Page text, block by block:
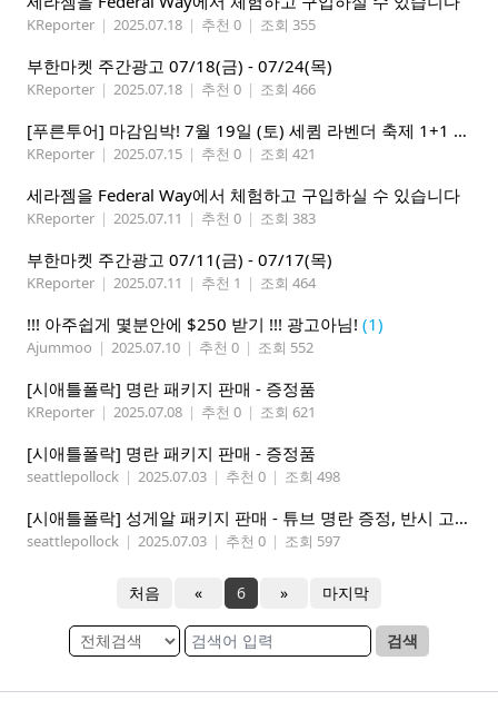
KReporter | 2025.07.18 | 추천 0 | 조회 355
부한마켓 주간광고 07/18(금) - 07/24(목)
KReporter | 2025.07.18 | 추천 0 | 조회 466
[푸른투어] 마감임박! 7월 19일 (토) 세큄 라벤더 축제 1+1 이벤트
KReporter | 2025.07.15 | 추천 0 | 조회 421
세라젬을 Federal Way에서 체험하고 구입하실 수 있습니다
KReporter | 2025.07.11 | 추천 0 | 조회 383
부한마켓 주간광고 07/11(금) - 07/17(목)
KReporter | 2025.07.11 | 추천 1 | 조회 464
!!! 아주쉽게 몇분안에 $250 받기 !!! 광고아님! (1)
Ajummoo | 2025.07.10 | 추천 0 | 조회 552
[시애틀폴락] 명란 패키지 판매 - 증정품
KReporter | 2025.07.08 | 추천 0 | 조회 621
[시애틀폴락] 명란 패키지 판매 - 증정품
seattlepollock | 2025.07.03 | 추천 0 | 조회 498
[시애틀폴락] 성게알 패키지 판매 - 튜브 명란 증정, 반시 고구마 증정
seattlepollock | 2025.07.03 | 추천 0 | 조회 597
처음 « 6 » 마지막
검색